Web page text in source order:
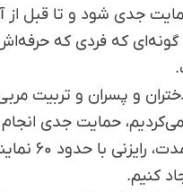
جدی شود و تا قبل
گونه‌ای که فردی که
و پسران و تربیت مربی
می‌کردیم، حمایت جدی
فهمیدیم
کنیم.